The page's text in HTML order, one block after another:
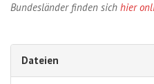
Bundesländer finden sich hier
Dateien